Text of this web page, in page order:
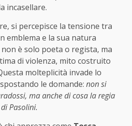
incasellare.
si percepisce la tensione tra
emblema e la sua natura
non è solo poeta o regista, ma
di violenza, mito costruito
molteplicità invade lo
le domande: non si
ma anche di cosa la regia
Pasolini.